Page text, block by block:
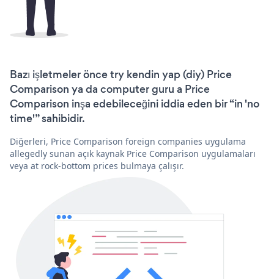
Bazı işletmeler önce try kendin yap (diy) Price
Comparison ya da computer guru a Price
Comparison inşa edebileceğini iddia eden bir “in 'no
time'” sahibidir.
Diğerleri, Price Comparison foreign companies uygulama
allegedly sunan açık kaynak Price Comparison uygulamaları
veya at rock-bottom prices bulmaya çalışır.